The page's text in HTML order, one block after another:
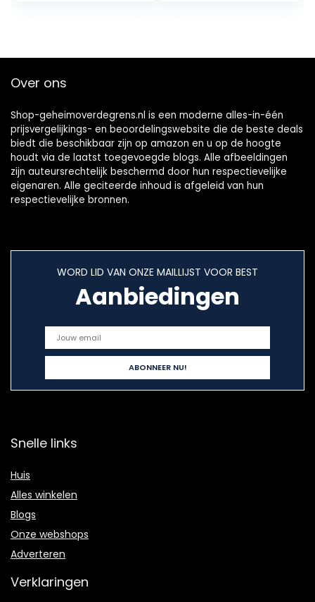
Over ons
Shop-geheimoverdegrens.nl is een moderne alles-in-één
prijsvergelijkings- en beoordelingswebsite die de beste deals
biedt die beschikbaar zijn op amazon en u op de hoogte
houdt via de laatst toegevoegde blogs. Alle afbeeldingen
zijn auteursrechtelijk beschermd door hun respectievelijke
eigenaren. Alle geciteerde inhoud is afgeleid van hun
respectievelijke bronnen.
WORD LID VAN ONZE MAILLIJST VOOR BEST
Aanbiedingen
Snelle links
Huis
Alles winkelen
Blogs
Onze webshops
Adverteren
Verklaringen